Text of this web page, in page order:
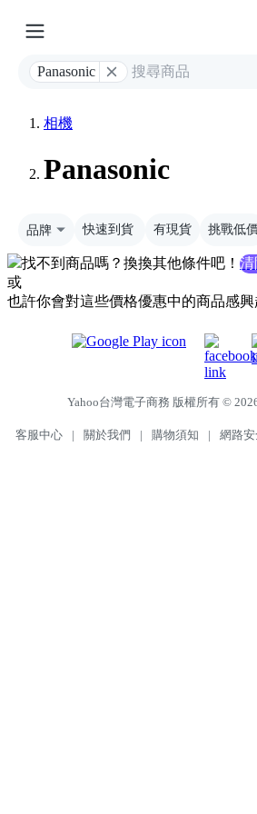
Panasonic
相機
Panasonic
品牌 快速到貨 有現貨 挑戰低
找不到商品嗎？換換其他條件吧！ 清
或
也許你會對這些價格優惠中的商品感興
Yahoo台灣電子商務 版權所有 ©
客服中心 | 關於我們 | 購物須知 | 網路安